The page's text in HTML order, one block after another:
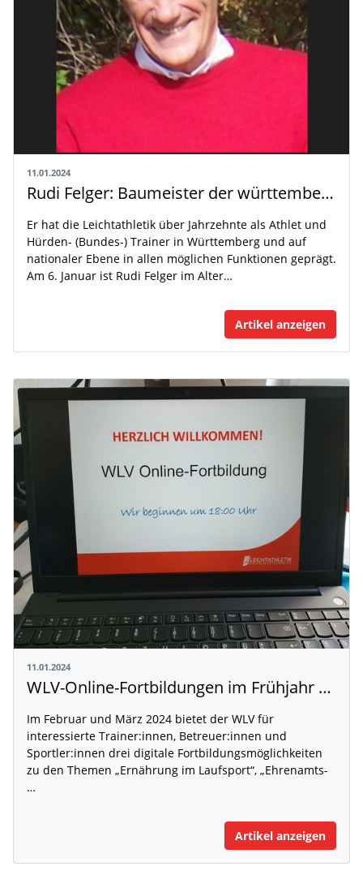
11.01.2024
Rudi Felger: Baumeister der württembergischen Leichtathletik verstorben
Er hat die Leichtathletik über Jahrzehnte als Athlet und
Hürden- (Bundes-) Trainer in Württemberg und auf
nationaler Ebene in allen möglichen Funktionen geprägt.
Am 6. Januar ist Rudi Felger im Alter…
Artikel anzeigen
11.01.2024
WLV-Online-Fortbildungen im Frühjahr 2024
Im Februar und März 2024 bietet der WLV für
interessierte Trainer:innen, Betreuer:innen und
Sportler:innen drei digitale Fortbildungsmöglichkeiten
zu den Themen „Ernährung im Laufsport“, „Ehrenamts-
…
Artikel anzeigen